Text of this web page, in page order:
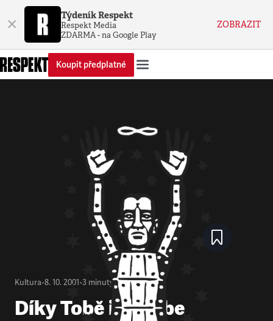
× Týdeník Respekt
Respekt Media
ZDARMA - na Google Play
ZOBRAZIT
Koupit předplatné
Kultura•8. 10. 2001•3 minuty
Díky Tobě i za Tebe